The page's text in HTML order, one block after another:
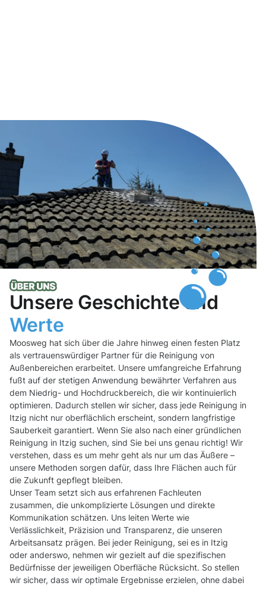
Unsere Geschichte und
Werte
Moosweg hat sich über die Jahre hinweg einen festen Platz
als vertrauenswürdiger Partner für die Reinigung von
Außenbereichen erarbeitet. Unsere umfangreiche Erfahrung
fußt auf der stetigen Anwendung bewährter Verfahren aus
dem Niedrig- und Hochdruckbereich, die wir kontinuierlich
optimieren. Dadurch stellen wir sicher, dass jede Reinigung in
Itzig nicht nur oberflächlich erscheint, sondern langfristige
Sauberkeit garantiert. Wenn Sie also nach einer gründlichen
Reinigung in Itzig suchen, sind Sie bei uns genau richtig! Wir
verstehen, dass es um mehr geht als nur um das Äußere –
unsere Methoden sorgen dafür, dass Ihre Flächen auch für
die Zukunft gepflegt bleiben.
Unser Team setzt sich aus erfahrenen Fachleuten
zusammen, die unkomplizierte Lösungen und direkte
Kommunikation schätzen. Uns leiten Werte wie
Verlässlichkeit, Präzision und Transparenz, die unseren
Arbeitsansatz prägen. Bei jeder Reinigung, sei es in Itzig
oder anderswo, nehmen wir gezielt auf die spezifischen
Bedürfnisse der jeweiligen Oberfläche Rücksicht. So stellen
wir sicher, dass wir optimale Ergebnisse erzielen, ohne dabei